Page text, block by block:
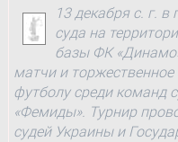
13 декабря с. г.
суда на
базы ФК
матчи и
футболу среди команд
«Фемиды». Турнир
судей Украины и